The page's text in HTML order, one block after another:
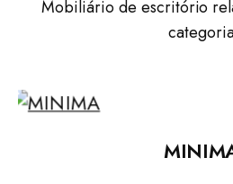
Mobiliário de escritório